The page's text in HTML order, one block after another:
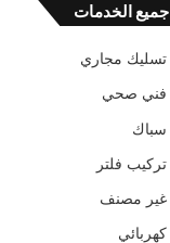
جميع الخدمات
تسليك مجاري
فني صحي
سباك
ترکیب فلتر
غير مصنف
كهربائي